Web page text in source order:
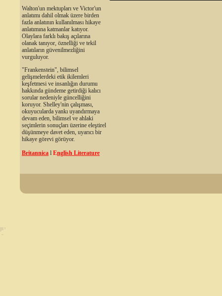
Walton'un mektupları ve Victor'un
anlatımı dahil olmak üzere birden
fazla anlatının kullanılması hikaye
anlatımına katmanlar katıyor.
Olaylara farklı bakış açılarına
olanak tanıyor, öznelliği ve tekil
anlatıların güvenilmezliğini
vurguluyor.
"Frankenstein", bilimsel
gelişmelerdeki etik ikilemleri
keşfetmesi ve insanlığın durumu
hakkında gündeme getirdiği kalıcı
sorular nedeniyle güncelliğini
koruyor. Shelley'nin çalışması,
okuyucularda yankı uyandırmaya
devam eden, bilimsel ve ahlaki
seçimlerin sonuçları üzerine eleştirel
düşünmeye davet eden, uyarıcı bir
hikaye görevi görüyor.
Britannica l English Literature